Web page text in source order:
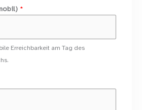
*
Erreichbarkeit am Tag des